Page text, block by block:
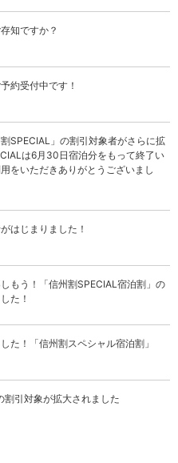
知ですか？
約受付中です！
SPECIAL」の割引対象者がさらに拡
は6月30日宿泊分をもって終了い
をいただきありがとうございまし
はじまりました！
もう！「信州割SPECIAL宿泊割」の
た！
た！「信州割スペシャル宿泊割」
割引対象が拡大されました